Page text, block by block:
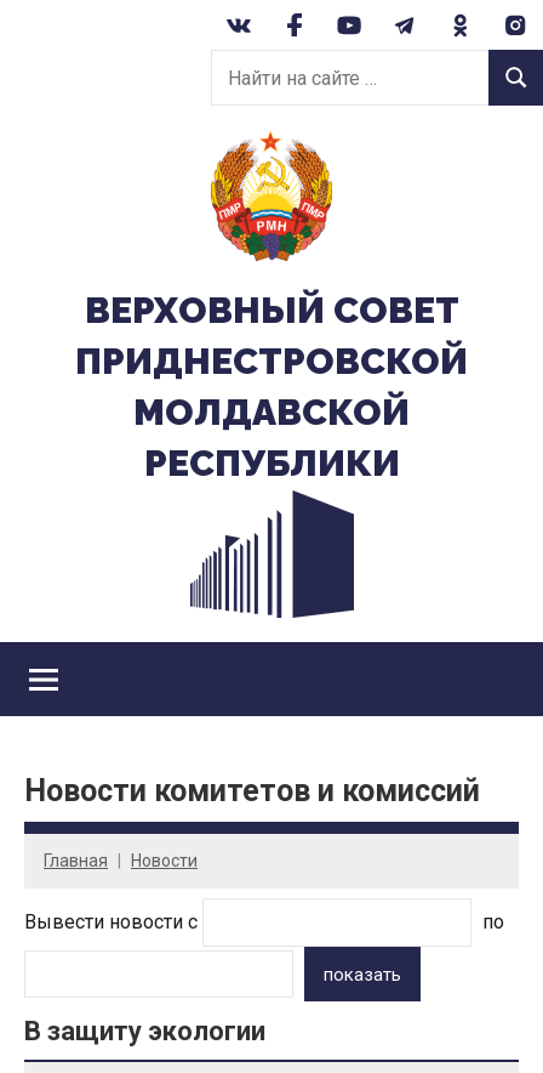
Найти
на
сайте:
ВЕРХОВНЫЙ CОВЕТ
ПРИДНЕСТРОВСКОЙ
МОЛДАВСКОЙ
РЕСПУБЛИКИ
Новости комитетов и комиссий
Главная Новости
Вывести новости с по
показать
В защиту экологии